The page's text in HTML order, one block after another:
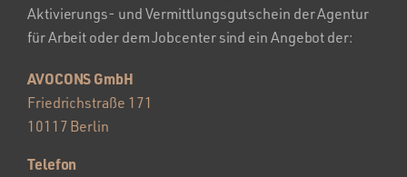
Aktivierungs- und Vermittlungsgutschein der Agentur
für Arbeit oder dem Jobcenter sind ein Angebot der:
AVOCONS GmbH
Friedrichstraße 171
10117 Berlin
Telefon